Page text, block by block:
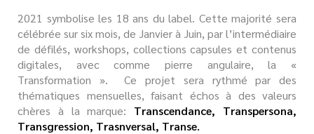
2021 symbolise les 18 ans du label. Cette majorité sera
célébrée sur six mois, de Janvier à Juin, par l’intermédiaire
de défilés, workshops, collections capsules et contenus
digitales, avec comme pierre angulaire, la «
Transformation ». Ce projet sera rythmé par des
thématiques mensuelles, faisant échos à des valeurs
chères à la marque: Transcendance, Transpersona,
Transgression, Trasnversal, Transe.